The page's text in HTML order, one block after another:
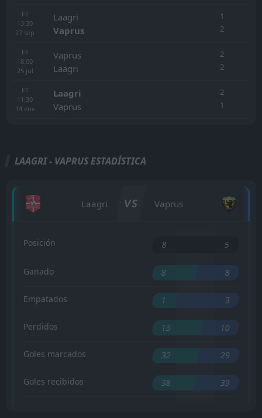
FT
13:30
27 sep
Laagri
Vaprus
1
2
FT
18:00
25 jul
Vaprus
Laagri
2
2
FT
11:30
14 ene
Laagri
Vaprus
2
1
LAAGRI - VAPRUS ESTADÍSTICA
Laagri VS Vaprus
Posición 8 5
Ganado 8 8
Empatados 1 3
Perdidos 13 10
Goles marcados 32 29
Goles recibidos 38 39